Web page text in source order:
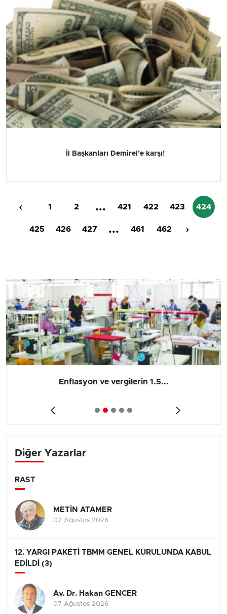
İl Başkanları Demirel’e karşı!
‹ 1 2 ... 421 422 423 424
425 426 427 ... 461 462 ›
Barış yatırımı, üretimi ve...
Diğer Yazarlar
RAST
METİN ATAMER
07 Ağustos 2026
12. YARGI PAKETİ TBMM GENEL KURULUNDA KABUL
EDİLDİ (3)
Av. Dr. Hakan GENCER
07 Ağustos 2026